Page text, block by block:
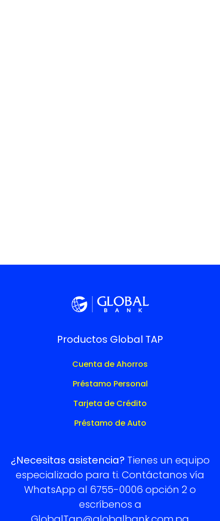
Productos Global TAP
Cuenta de Ahorros
Préstamo Personal
Tarjeta de Crédito
Préstamo de Auto
¿Necesitas asistencia? Tienes un equipo
especializado para ti. Contáctanos vía
WhatsApp al 6755-0006 opción 2 o
escríbenos a